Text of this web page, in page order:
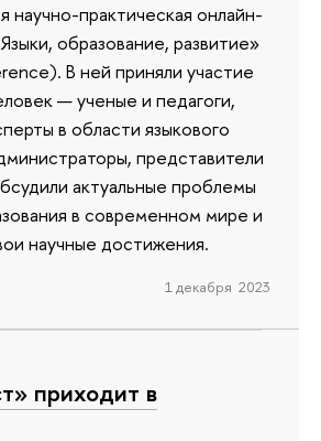
практическая онлайн-
образование, развитие»
В ней приняли участие
— ученые и педагоги,
в области языкового
представители
актуальные проблемы
в современном мире и
научные достижения.
1 декабря 2023
приходит в